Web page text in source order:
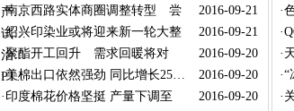
产…
·南京西路实体商圈调整转型 尝
试…
2016-09-21
·绍兴印染业或将迎来新一轮大整
治…
2016-09-21
·聚酯开工回升 需求回暖将对
PT…
2016-09-20
·美棉出口依然强劲 同比增长25…
2016-09-20
· 印度棉花价格坚挺 产量下调至
2016-09-20
·
·
·
·“
·